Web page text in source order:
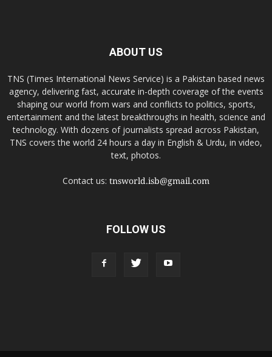
ABOUT US
TNS (Times International News Service) is a Pakistan based news
agency, delivering fast, accurate in-depth coverage of the events
shaping our world from wars and conflicts to politics, sports,
entertainment and the latest breakthroughs in health, science and
technology. With dozens of journalists spread across Pakistan,
TNS covers the world 24 hours a day in English & Urdu, in video,
text, photos.
Contact us: tnsworld.isb@gmail.com
FOLLOW US